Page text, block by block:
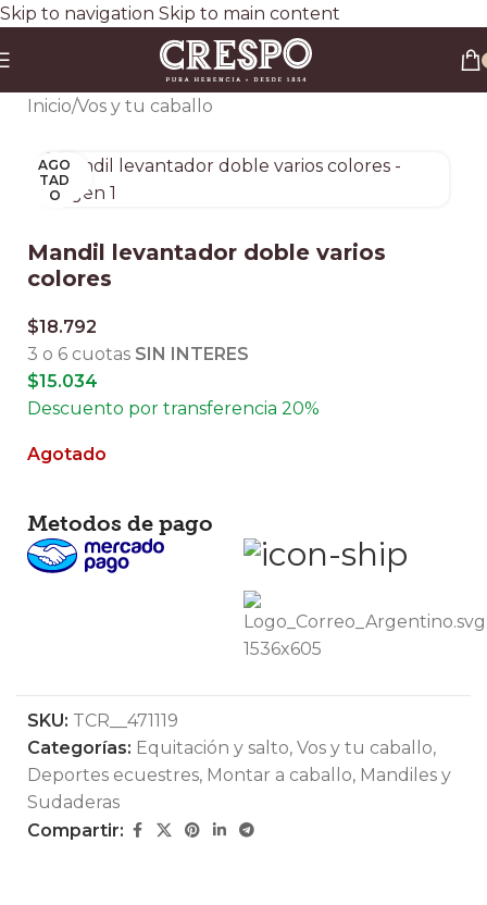
Skip to navigation Skip to main content
Envío gratis a todo el país en compras superiores a $90.000 por Correo Argentino (No
válido en herraduras y clavos)
3 y 6 cuotas sin interés
Descuento ESPECIAL por transferencia bancaria 20%
Inicio/Vos y tu caballo
AGO
TAD
O
Clic para ampliar
Mandil levantador doble varios
colores
$18.792
3 o 6 cuotas SIN INTERES
$15.034
Descuento por transferencia 20%
Agotado
Metodos de pago
SKU: TCR__471119
Categorías: Equitación y salto, Vos y tu caballo,
Deportes ecuestres, Montar a caballo, Mandiles y
Sudaderas
Compartir: